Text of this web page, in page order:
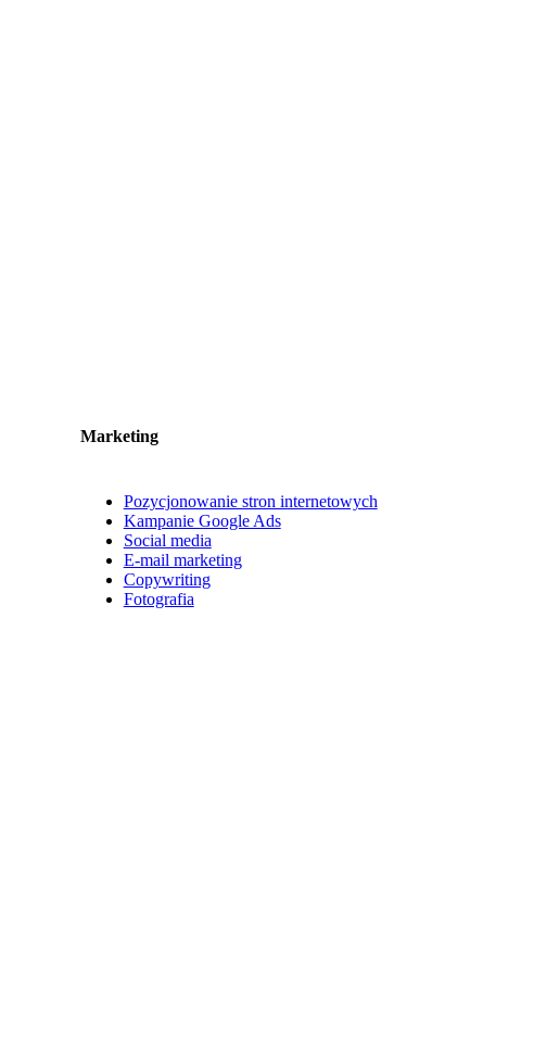
Marketing
Pozycjonowanie stron internetowych
Kampanie Google Ads
Social media
E-mail marketing
Copywriting
Fotografia